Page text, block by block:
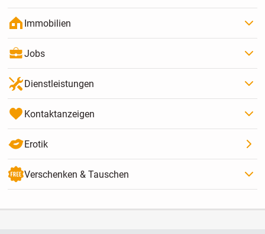
Immobilien
Jobs
Dienstleistungen
Kontaktanzeigen
Erotik
Verschenken & Tauschen